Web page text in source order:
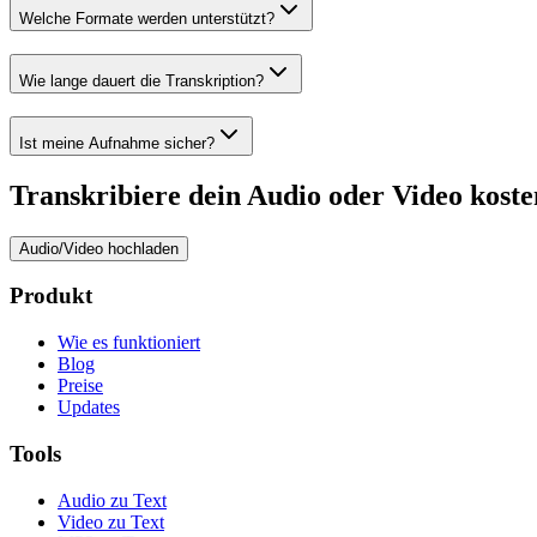
Welche Formate werden unterstützt?
Wie lange dauert die Transkription?
Ist meine Aufnahme sicher?
Transkribiere dein Audio oder Video
Audio/Video hochladen
Produkt
Wie es funktioniert
Blog
Preise
Updates
Tools
Audio zu Text
Video zu Text